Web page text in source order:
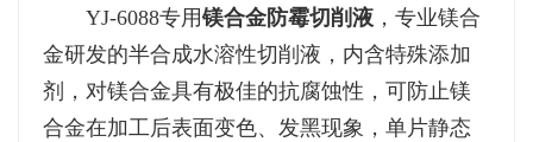
YJ-6088专用镁合金防霉切削液 ，专业镁合
金研发的半合成水溶性切削液，内含特殊添加
剂，对镁合金具有极佳的抗腐蚀性，可防止镁
合金在加工后表面变色、发黑现象，单片静态